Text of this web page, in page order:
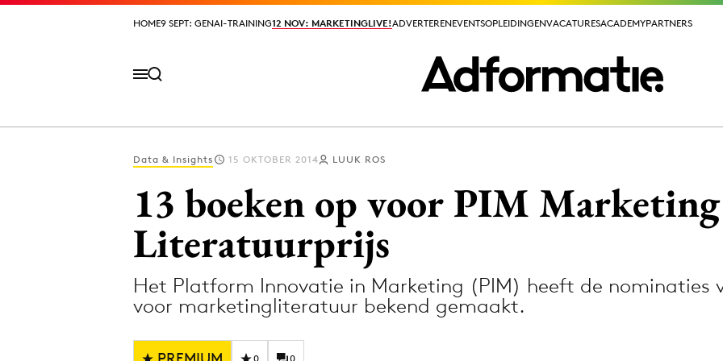
HOME9 SEPT: GENAI-TRAINING12 NOV: MARKETINGLIVE!ADVERTERENEVENTSOPLEIDINGENVACATURESACADEMYPARTNERS
HOME9 SEPT: GENAI-TRAINING12 NOV: MARKETINGLIVE!ADVERTERENEVENTSOPLEIDINGENVACATURESACADEMYPARTNERS
Design
Digital transformation
Diversiteit
Media
Data & Insights 15 OKTOBER 2014 LUUK ROS
13 boeken op voor PIM Marketing
Literatuurprijs
Het Platform Innovatie in Marketing (PIM) heeft de nominaties
voor marketingliteratuur bekend gemaakt.
0 0